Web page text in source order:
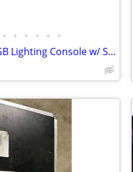
• • • • • •
grandMA2 full-size 8GB Lighting Console w/ SSD Upgrade